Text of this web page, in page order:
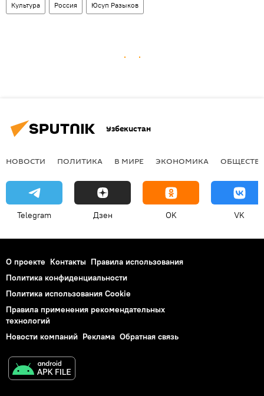
Культура Россия Юсуп Разыков
Узбекистан
НОВОСТИ ПОЛИТИКА В МИРЕ ЭКОНОМИКА
Telegram Дзен OK VK
О проекте Контакты Правила использования
Политика конфиденциальности
Политика использования Cookie
Правила применения рекомендательных
технологий
Новости компаний Реклама Обратная связь